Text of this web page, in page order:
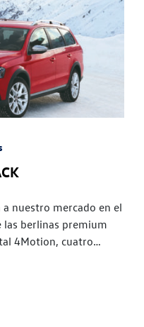
nuestro mercado en el
las berlinas premium
4Motion, cuatro